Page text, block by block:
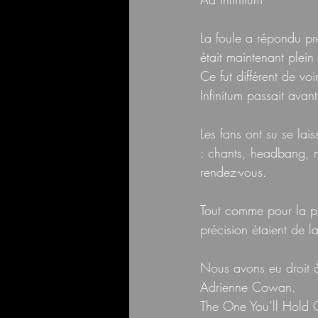
La foule a répondu
était maintenant
Ce fut différent de
Infinitum passait
Les fans ont su se
: chants, headbang,
rendez-vous.
Tout comme pour la
précision étaient de
Nous avons eu droit
Adrienne Cowan.
The One You’ll Hold